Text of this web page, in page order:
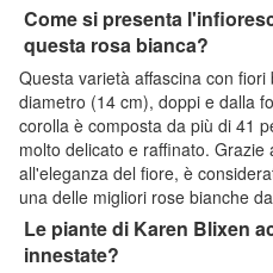
Come si presenta
questa rosa bianca?
Questa varietà affascina con
diametro (14 cm), doppi e dalla
corolla è composta da più di 41
molto delicato e raffinato.
all'eleganza del fiore, è
una delle migliori rose bianche
Le piante di Karen Blixen
innestate?